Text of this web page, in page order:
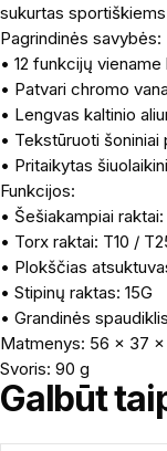
sukurtas
Pagrindinės savybės:
• 12 funkcijų
• Patvari chromo
• Lengvas kaltinio
• Tekstūruoti šoniniai
• Pritaikytas
Funkcijos:
• Šešiakampiai
• Torx raktai: T10 /
• Plokščias
• Stipinų raktas: 15G
• Grandinės
Matmenys: 56 × 37 ×
Svoris: 90 g
Galbūt